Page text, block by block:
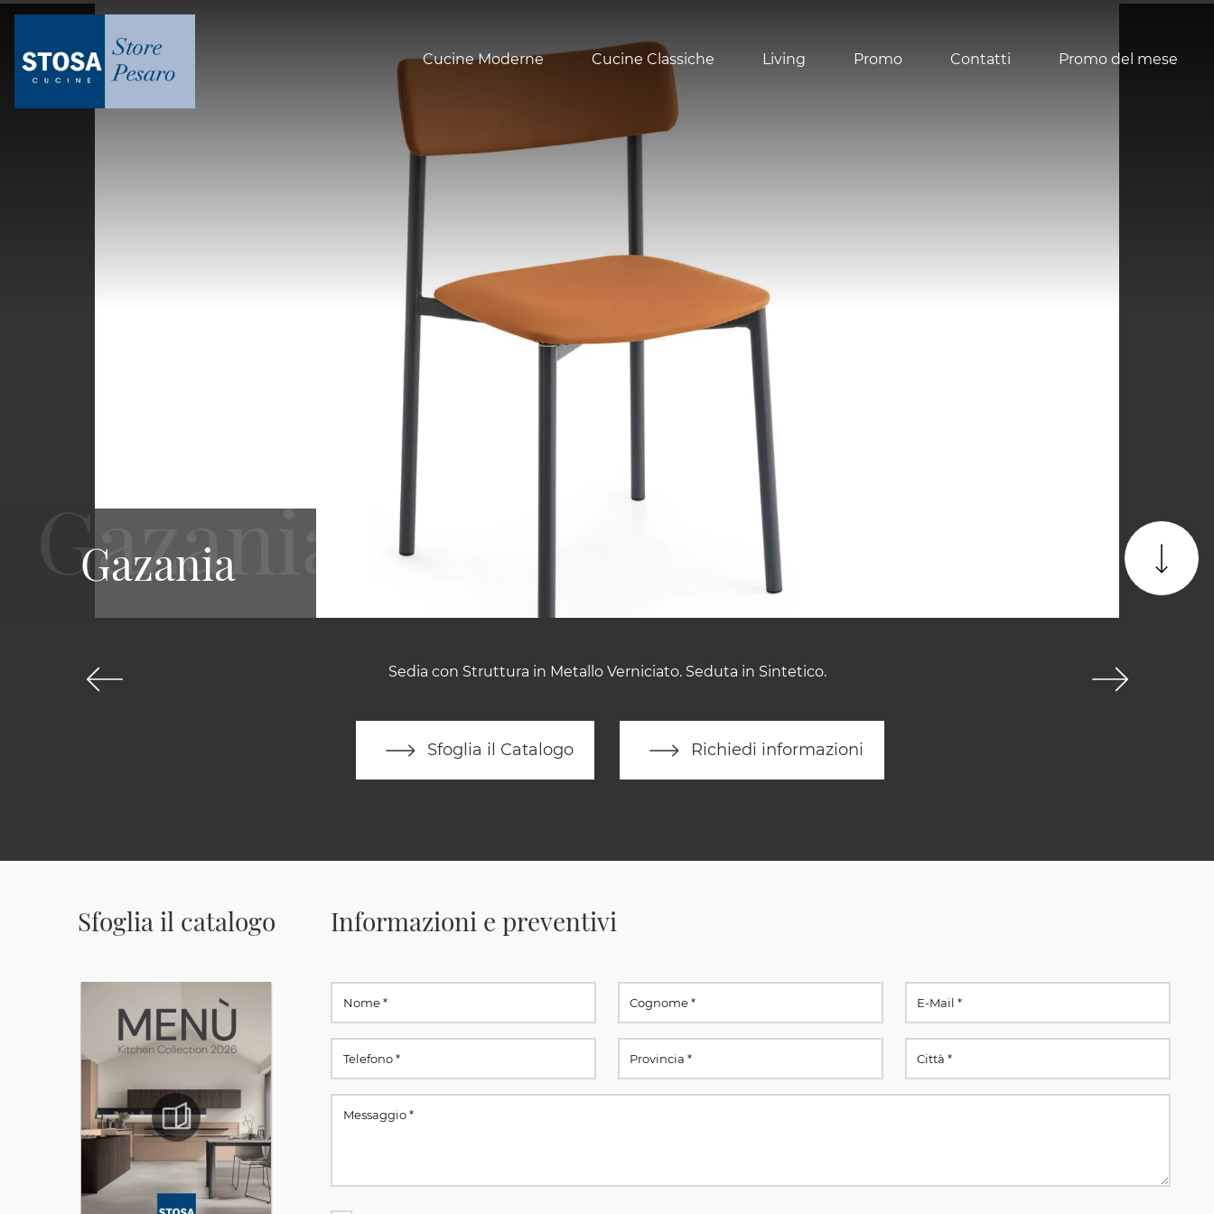
Cucine Moderne Cucine Classiche Living Promo Contatti Promo del mese
Sedia con Struttura in Metallo Verniciato. Seduta in Sintetico.
Sfoglia il Catalogo Richiedi informazioni
Gazania
Sfoglia il catalogo Informazioni e preventivi